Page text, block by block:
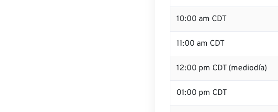
10:00 am CDT
11:00 am CDT
12:00 pm CDT (mediodía)
01:00 pm CDT